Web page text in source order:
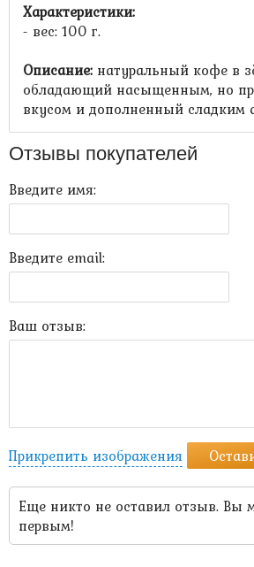
Характеристики:
- вес: 100 г.
Описание: натуральный кофе в
обладающий насыщенным, но
вкусом и дополненный сладким
Отзывы покупателей
Введите имя:
Введите email:
Ваш отзыв:
Прикрепить изображения
Еще никто не оставил отзыв. Вы
первым!